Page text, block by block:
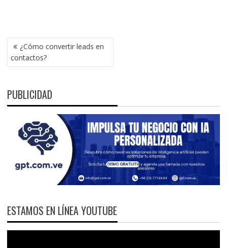
NAVEGACIÓN
DE
ENTRADAS
¿Cómo convertir leads en
contactos?
PUBLICIDAD
ESTAMOS EN LÍNEA YOUTUBE